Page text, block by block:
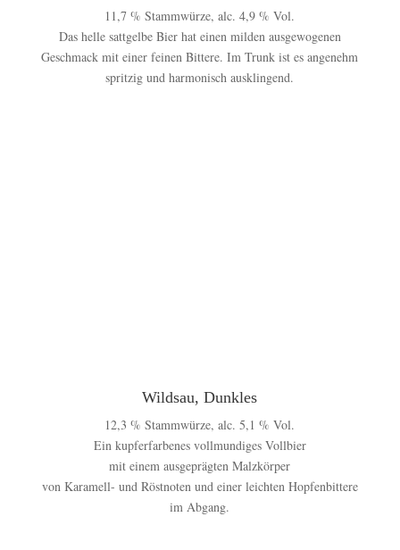
11,7 % Stammwürze, alc. 4,9 % Vol.
Das helle sattgelbe Bier hat einen milden ausgewogenen
Geschmack mit einer feinen Bittere. Im Trunk ist es angenehm
spritzig und harmonisch ausklingend.
Wildsau, Dunkles
12,3 % Stammwürze, alc. 5,1 % Vol.
Ein kupferfarbenes vollmundiges Vollbier
mit einem ausgeprägten Malzkörper
von Karamell- und Röstnoten und einer leichten Hopfenbittere
im Abgang.